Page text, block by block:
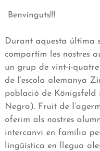
Benvinguts!!!
Durant aquesta última
compartim les nostres
un grup de vint-i-
de l’escola alemanya
població de Königsfeld
Negra). Fruit de
oferim als nostres
intercanvi en família
lingüística en llegua